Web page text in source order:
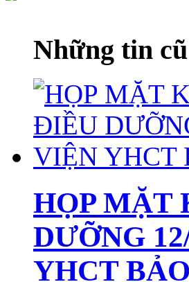
Những tin
HỌP MẶT
DƯỠNG
YHCT